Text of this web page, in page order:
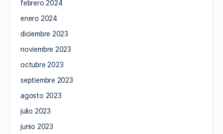
febrero 2024
enero 2024
diciembre 2023
noviembre 2023
octubre 2023
septiembre 2023
agosto 2023
julio 2023
junio 2023